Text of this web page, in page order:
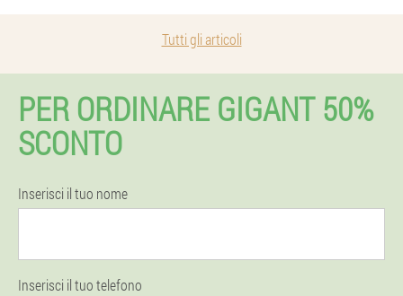
Tutti gli articoli
PER ORDINARE GIGANT 50%
SCONTO
Inserisci il tuo nome
Inserisci il tuo telefono